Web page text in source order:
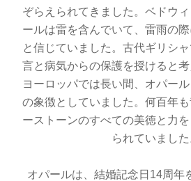
ぞらえられてきました。ベドウ
ールは雷を含んでいて、雷雨の
と信じていました。古代ギリシ
言と病気からの保護を授けると考
ヨーロッパでは長い間、オパー
の象徴としていました。何百年
ーストーンのすべての美徳と力
られていました
オパールは、結婚記念日14周年